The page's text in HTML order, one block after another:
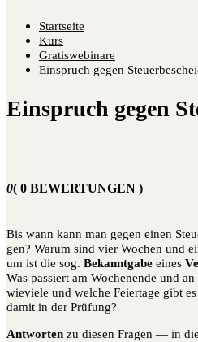
Startseite
Kurs
Gratiswebinare
Einspruch gegen
Einspruch gegen
0( 0 BEWERTUNGEN )
Bis wann kann man gegen einen
gen? War­um sind vier Wochen und
um ist die sog. Bekannt­ga­be eines
Was pas­siert am Wochen­en­de und an
wie­vie­le und wel­che Fei­er­ta­ge gibt
damit in der Prüfung?
Ant­wor­ten zu die­sen Fra­gen — in